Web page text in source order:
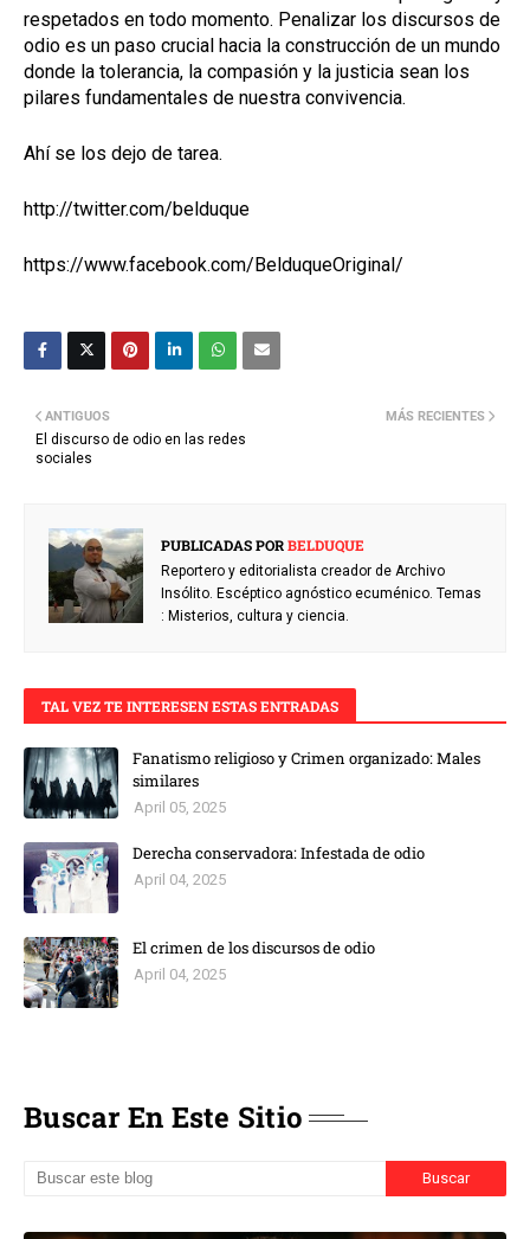
respetados en todo momento. Penalizar los discursos de
odio es un paso crucial hacia la construcción de un mundo
donde la tolerancia, la compasión y la justicia sean los
pilares fundamentales de nuestra convivencia.
Ahí se los dejo de tarea.
http://twitter.com/belduque
https://www.facebook.com/BelduqueOriginal/
MÁS RECIENTES
ANTIGUOS
El discurso de odio en las redes
sociales
PUBLICADAS PORBELDUQUE
Reportero y editorialista creador de Archivo
Insólito. Escéptico agnóstico ecuménico. Temas
: Misterios, cultura y ciencia.
TAL VEZ TE INTERESEN ESTAS ENTRADAS
Fanatismo religioso y Crimen organizado: Males
similares
April 05, 2025
Derecha conservadora: Infestada de odio
April 04, 2025
El crimen de los discursos de odio
April 04, 2025
Buscar En Este Sitio